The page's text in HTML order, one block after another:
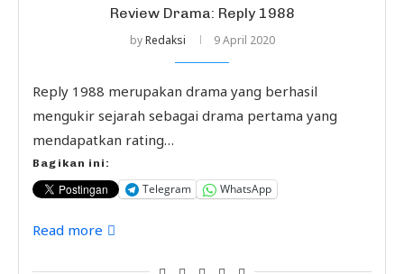
Review Drama: Reply 1988
byRedaksi 9 April 2020
Reply 1988 merupakan drama yang berhasil
mengukir sejarah sebagai drama pertama yang
mendapatkan rating…
Bagikan ini:
Telegram WhatsApp
Read more